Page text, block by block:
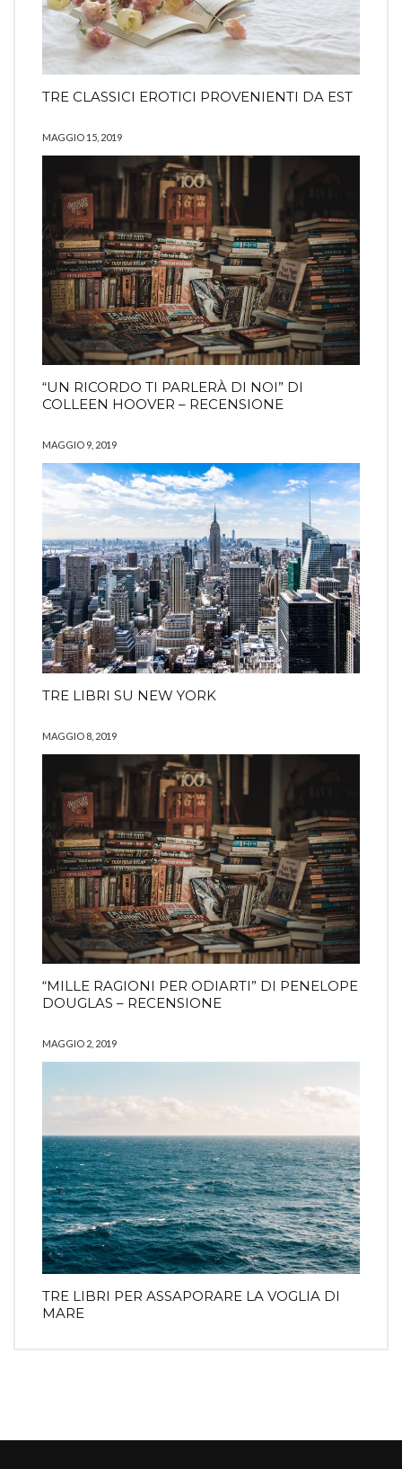
TRE CLASSICI EROTICI PROVENIENTI DA EST
MAGGIO 15, 2019
“UN RICORDO TI PARLERÀ DI NOI” DI
COLLEEN HOOVER – RECENSIONE
MAGGIO 9, 2019
TRE LIBRI SU NEW YORK
MAGGIO 8, 2019
“MILLE RAGIONI PER ODIARTI” DI PENELOPE
DOUGLAS – RECENSIONE
MAGGIO 2, 2019
TRE LIBRI PER ASSAPORARE LA VOGLIA DI
MARE